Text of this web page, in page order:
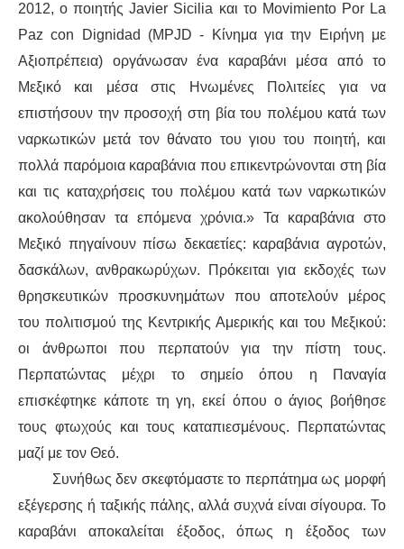
2012, ο ποιητής Javier Sicilia και το Movimiento Por La
Paz con Dignidad (MPJD- Κίνημα για την Ειρήνη με
Αξιοπρέπεια) οργάνωσανένα καραβάνι μέσα από το
Μεξικό και μέσαστις Ηνωμένες Πολιτείες για να
επιστήσουν την προσοχή στη βία του πολέμου κατά των
ναρκωτικών μετά τον θάνατο του γιου του ποιητή, και
πολλά παρόμοια καραβάνια που επικεντρώνονται στη βία
και τις καταχρήσεις του πολέμου κατά των ναρκωτικών
ακολούθησαν τα επόμενα χρόνια.» Τα καραβάνια στο
Μεξικό πηγαίνουν πίσω δεκαετίες: καραβάνια αγροτών,
δασκάλων, ανθρακωρύχων. Πρόκειται για εκδοχές των
θρησκευτικών προσκυνημάτων που αποτελούν μέρος
του πολιτισμού της Κεντρικής Αμερικής και του Μεξικού:
οι άνθρωποιπου περπατούνγια την πίστη τους.
Περπατώντας μέχρι το σημείο όπου η Παναγία
επισκέφτηκε κάποτε τη γη, εκεί όπου ο άγιος βοήθησε
τους φτωχούς καιτους καταπιεσμένους. Περπατώντας
μαζί με τον Θεό.
Συνήθως δεν σκεφτόμαστετο περπάτημα ως μορφή
εξέγερσης ή ταξικής πάλης, αλλά συχνά είναι σίγουρα. Το
καραβάνι αποκαλείται έξοδος, όπως η έξοδος των